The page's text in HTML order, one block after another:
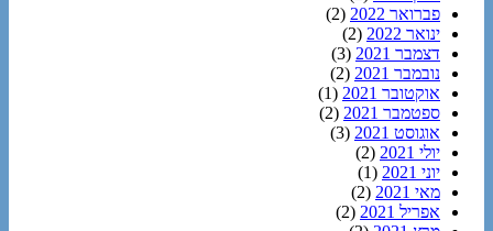
פברואר 2022
(2)
ינואר 2022
(2)
דצמבר 2021
(3)
נובמבר 2021
(2)
אוקטובר 2021
(1)
ספטמבר 2021
(2)
אוגוסט 2021
(3)
יולי 2021
(2)
יוני 2021
(1)
מאי 2021
(2)
אפריל 2021
(2)